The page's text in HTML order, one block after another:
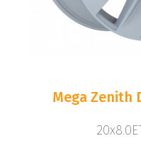
Mega Zenith